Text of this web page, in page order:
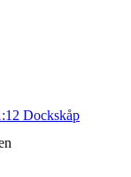
Dockskåp